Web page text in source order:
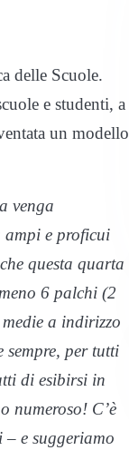
delle Scuole.
e studenti, a
un modello
venga
ampi e proficui
questa quarta
6 palchi (2
a indirizzo
per tutti
di esibirsi in
numeroso! C’è
– e suggeriamo